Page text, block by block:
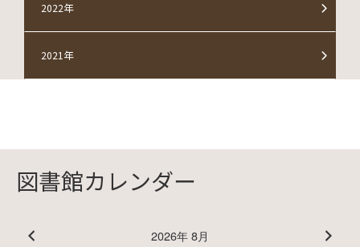
2022年
2021年
図書館カレンダー
2026年 8月